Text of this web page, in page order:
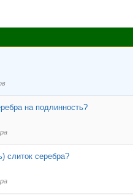
на подлинность?
слиток серебра?